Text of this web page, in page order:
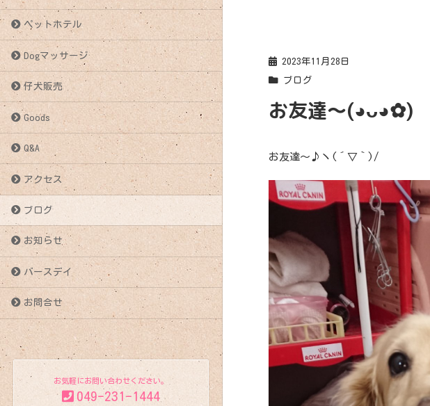
ペットホテル
Dogマッサージ
仔犬販売
Goods
Q&A
アクセス
ブログ
お知らせ
バースデイ
お問合せ
お気軽にお問い合わせください。
049-231-1444
2023年11月28日
ブログ
お友達〜(⁠◕⁠ᴗ⁠◕⁠✿⁠)
お友達～♪ヽ(´▽｀)/